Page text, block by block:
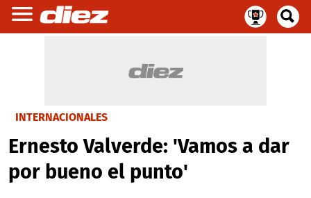
INTERNACIONALES
Ernesto Valverde: 'Vamos a dar
por bueno el punto'